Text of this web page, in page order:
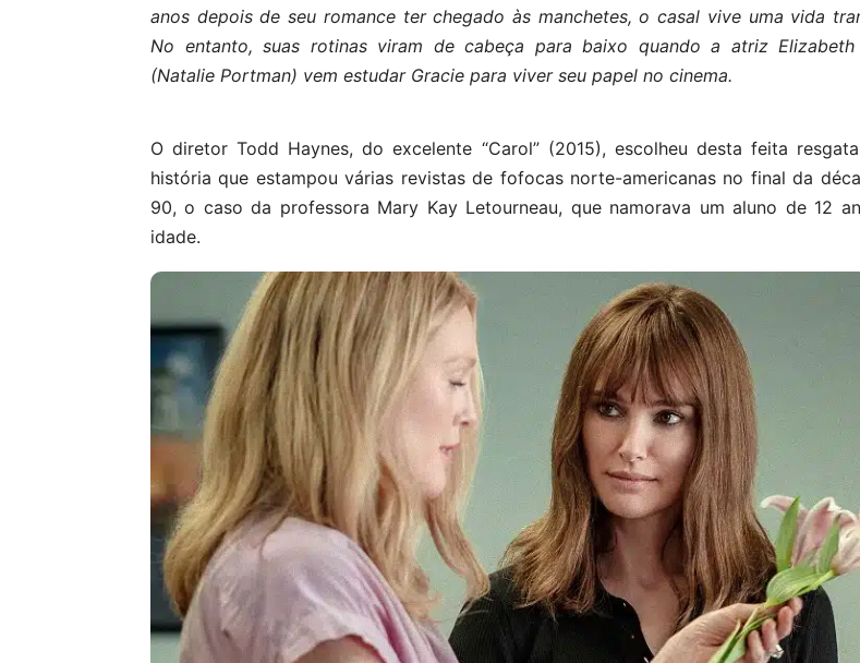
anos depois de seu romance ter chegado às manchetes, o casal vive uma vida
No entanto, suas rotinas viram de cabeça para baixo quando a atriz Elizabeth
(Natalie Portman) vem estudar Gracie para viver seu papel no cinema.
O diretor Todd Haynes, do excelente “Carol” (2015), escolheu desta feita
história que estampou várias revistas de fofocas norte-americanas no final da
90, o caso da professora Mary Kay Letourneau, que namorava um aluno de 12
idade.